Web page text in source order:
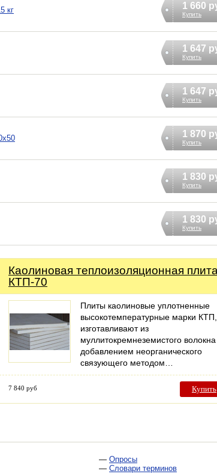
кг 1 660
Купить
1 647
Купить
1 647
Купить
1 870
Купить
1 830
Купить
1 830
Купить
Каолиновая теплоизоляционная плита
КТП-70
Плиты каолиновые уплотненные
высокотемпературные марки КТП,
изготавливают из
муллитокремнеземистого
добавлением неорганического
связующего методом…
7 840 руб Купить
— Опросы
— Словари терминов